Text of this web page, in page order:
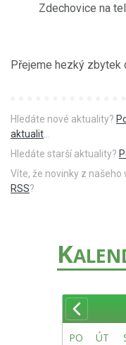
Zdechovice na
Přejeme hezký zbytek
Hledáte nové aktuality?
aktualit
Hledáte starší aktuality?
Víte, že novinky z
RSS?
K
PO ÚT